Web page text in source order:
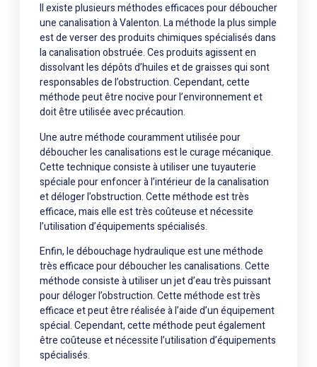
Il existe plusieurs méthodes efficaces pour déboucher
une canalisation à Valenton. La méthode la plus simple
est de verser des produits chimiques spécialisés dans
la canalisation obstruée. Ces produits agissent en
dissolvant les dépôts d’huiles et de graisses qui sont
responsables de l’obstruction. Cependant, cette
méthode peut être nocive pour l’environnement et
doit être utilisée avec précaution.
Une autre méthode couramment utilisée pour
déboucher les canalisations est le curage mécanique.
Cette technique consiste à utiliser une tuyauterie
spéciale pour enfoncer à l’intérieur de la canalisation
et déloger l’obstruction. Cette méthode est très
efficace, mais elle est très coûteuse et nécessite
l’utilisation d’équipements spécialisés.
Enfin, le débouchage hydraulique est une méthode
très efficace pour déboucher les canalisations. Cette
méthode consiste à utiliser un jet d’eau très puissant
pour déloger l’obstruction. Cette méthode est très
efficace et peut être réalisée à l’aide d’un équipement
spécial. Cependant, cette méthode peut également
être coûteuse et nécessite l’utilisation d’équipements
spécialisés.